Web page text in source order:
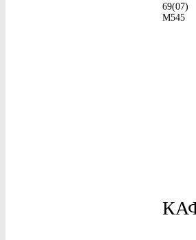
69(07)
М545